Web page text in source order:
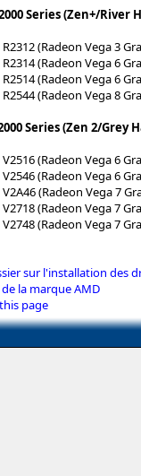
Series (Zen+/River
(Radeon Vega 3
(Radeon Vega 6
(Radeon Vega 6
(Radeon Vega 8
Series (Zen 2/Grey
(Radeon Vega 6
(Radeon Vega 6
(Radeon Vega 7
(Radeon Vega 7
(Radeon Vega 7
sur l'installation des
la marque AMD
page